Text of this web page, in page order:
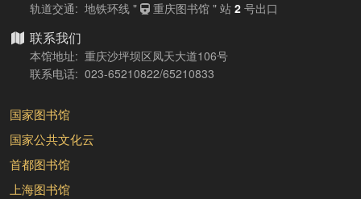
轨道交通: 地铁环线 " 重庆图书馆 " 站 2号出口
联系我们
本馆地址: 重庆沙坪坝区凤天大道106号
联系电话: 023-65210822/65210833
国家图书馆
国家公共文化云
首都图书馆
上海图书馆